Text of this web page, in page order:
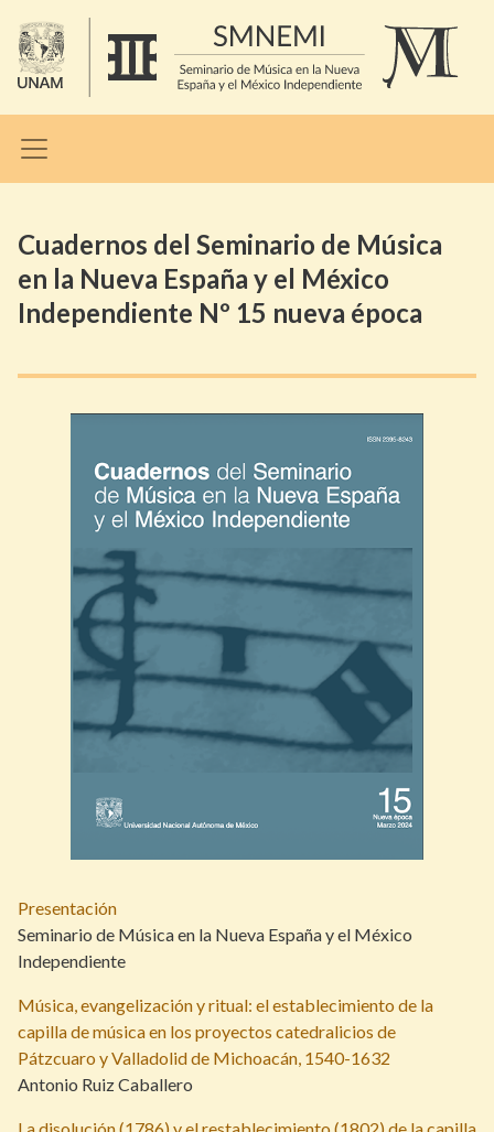
Cuadernos del Seminario de Música
en la Nueva España y el México
Independiente Nº 15 nueva época
Presentación
Seminario de Música en la Nueva España y el México
Independiente
Música, evangelización y ritual: el establecimiento de la
capilla de música en los proyectos catedralicios de
Pátzcuaro y Valladolid de Michoacán, 1540-1632
Antonio Ruiz Caballero